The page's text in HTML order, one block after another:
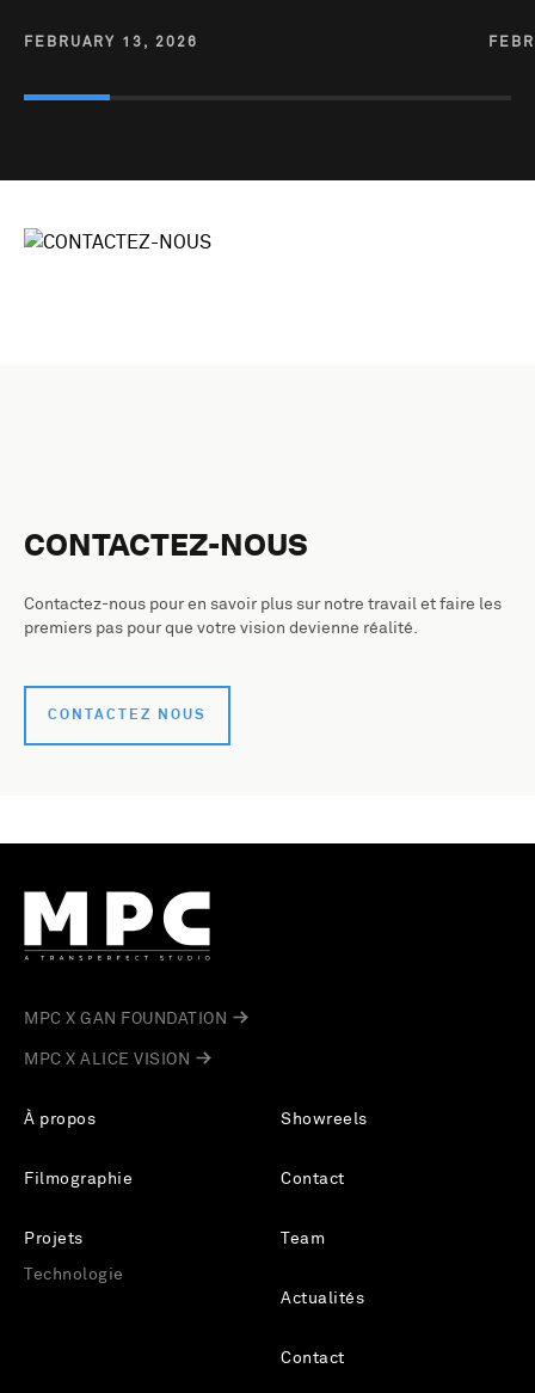
FEBRUARY 13, 2026
CONTACTEZ-NOUS
Contactez-nous pour en savoir plus sur notre travail et faire les
premiers pas pour que votre vision devienne réalité.
CONTACTEZ NOUS
À propos
Filmographie
Projets
Technologie
Showreels
Contact
Team
Actualités
Contact
MPC X GAN FOUNDATION
MPC X ALICE VISION